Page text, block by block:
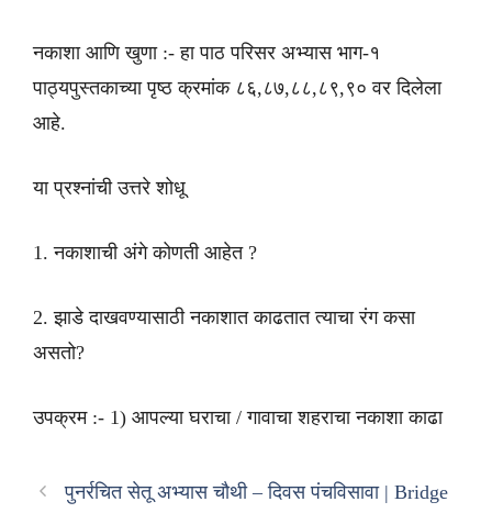
नकाशा आणि खुणा :- हा पाठ परिसर अभ्यास भाग-१
पाठ्यपुस्तकाच्या पृष्ठ क्रमांक ८६,८७,८८,८९,९० वर दिलेला
आहे.
या प्रश्नांची उत्तरे शोधू
1. नकाशाची अंगे कोणती आहेत ?
2. झाडे दाखवण्यासाठी नकाशात काढतात त्याचा रंग कसा
असतो?
उपक्रम :- 1) आपल्या घराचा / गावाचा शहराचा नकाशा काढा
पुनर्रचित सेतू अभ्यास चौथी – दिवस पंचविसावा | Bridge